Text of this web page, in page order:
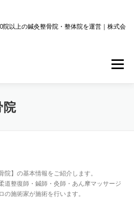
以上の鍼灸整骨院・整体院を運営｜株式会
メニュー
企業情報
院
】の基本情報をご紹介します。
道整復師・鍼師・灸師・あん摩マッサージ
施術家が施術を行います。